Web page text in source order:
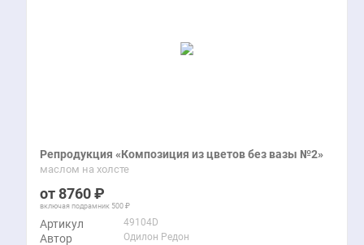
Репродукция «Композиция из цветов без вазы №2»
маслом на холсте
8760
включая подрамник 500
Артикул 49104D
Автор Одилон Редон